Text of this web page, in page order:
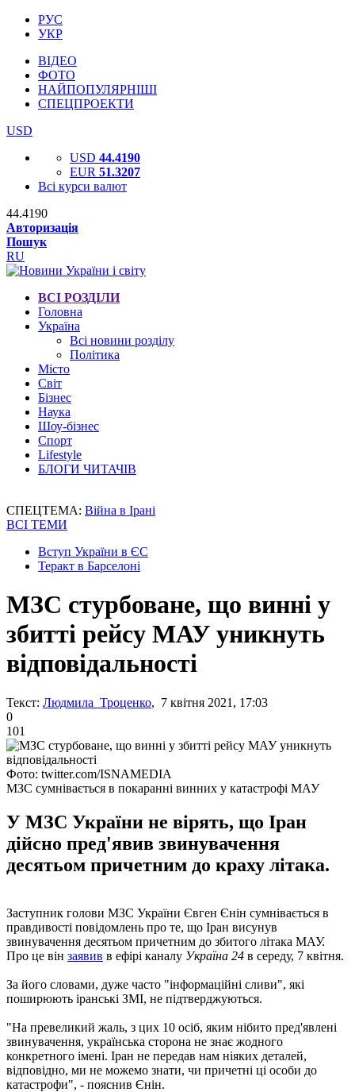
РУС
УКР
ВІДЕО
ФОТО
НАЙПОПУЛЯРНІШІ
СПЕЦПРОЕКТИ
USD
USD 44.4190
EUR 51.3207
Всі курси валют
44.4190
Авторизація
Пошук
RU
ВСІ РОЗДІЛИ
Головна
Україна
Всі новини розділу
Політика
Місто
Світ
Бізнес
Наука
Шоу-бізнес
Спорт
Lifestyle
БЛОГИ ЧИТАЧІВ
СПЕЦТЕМА: Війна в Ірані
ВСІ ТЕМИ
Вступ України в ЄС
Теракт в Барселоні
МЗС стурбоване, що винні у
збитті рейсу МАУ уникнуть
відповідальності
Текст: Людмила Троценко, 7 квітня 2021, 17:03
0
101
Фото: twitter.com/ISNAMEDIA
МЗС сумнівається в покаранні винних у катастрофі МАУ
У МЗС України не вірять, що Іран
дійсно пред'явив звинувачення
десятьом причетним до краху літака.
Заступник голови МЗС України Євген Єнін сумнівається в
правдивості повідомлень про те, що Іран висунув
звинувачення десятьом причетним до збитого літака МАУ.
Про це він заявив в ефірі каналу Україна 24 в середу, 7 квітня.
За його словами, дуже часто "інформаційні сливи", які
поширюють іранські ЗМІ, не підтверджуються.
"На превеликий жаль, з цих 10 осіб, яким нібито пред'явлені
звинувачення, українська сторона не знає жодного
конкретного імені. Іран не передав нам ніяких деталей,
відповідно, ми не можемо знати, чи причетні ці особи до
катастрофи", - пояснив Єнін.